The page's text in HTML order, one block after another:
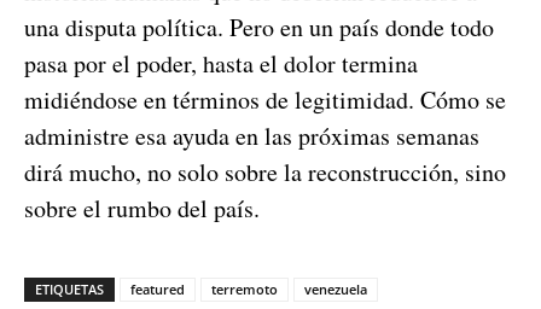
una disputa política. Pero en un país donde todo
pasa por el poder, hasta el dolor termina
midiéndose en términos de legitimidad. Cómo se
administre esa ayuda en las próximas semanas
dirá mucho, no solo sobre la reconstrucción, sino
sobre el rumbo del país.
ETIQUETAS featured terremoto venezuela